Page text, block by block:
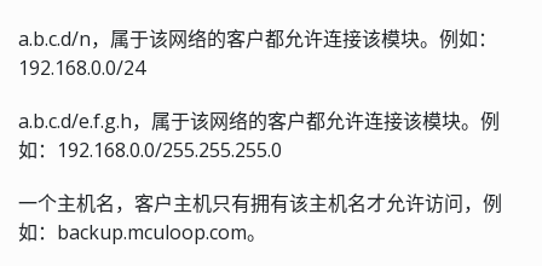
a.b.c.d/n，属于该网络的客户都允许连接该模块。例如：
192.168.0.0/24
a.b.c.d/e.f.g.h，属于该网络的客户都允许连接该模块。例
如：192.168.0.0/255.255.255.0
一个主机名，客户主机只有拥有该主机名才允许访问，例
如：backup.mculoop.com。